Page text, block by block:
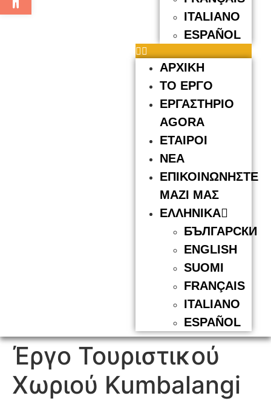
ITALIANO
ESPAÑOL
ΑΡΧΙΚΗ
ΤΟ ΕΡΓΟ
ΕΡΓΑΣΤΗΡΙΟ
AGORA
ΕΤΑΙΡΟΙ
ΝΕΑ
ΕΠΙΚΟΙΝΩΝΗΣΤΕ
ΜΑΖΙ ΜΑΣ
ΕΛΛΗΝΙΚΆ
БЪЛГАРСКИ
ENGLISH
SUOMI
FRANÇAIS
ITALIANO
ESPAÑOL
Έργο Τουριστικού
Χωριού Kumbalangi